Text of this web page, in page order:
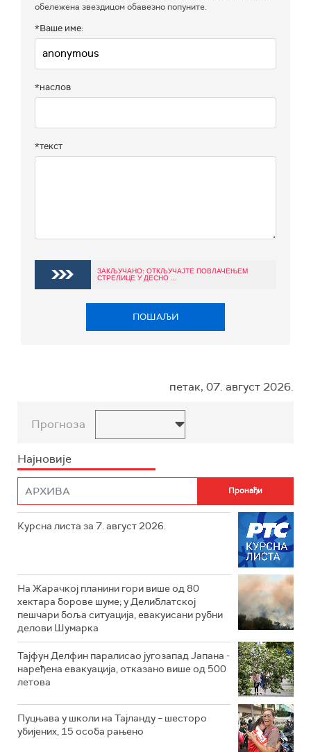
обележена звездицом обавезно попуните.
*Ваше име:
*наслов
*текст
ЗАКЉУЧАНО: ОТКЉУЧАЈТЕ ПОВЛАЧЕЊЕМ
СТРЕЛИЦЕ У ДЕСНО ...
ПОШАЉИ
петак, 07. август 2026.
Прогноза
Најновије
Курсна листа за 7. август 2026.
На Жарачкој планини гори више од 80
хектара борове шуме; у Делиблатској
пешчари боља ситуација, евакуисани рубни
делови Шумарка
Тајфун Делфин паралисао југозапад Јапана -
наређена евакуација, отказано више од 500
летова
Пуцњава у школи на Тајланду – шесторо
убијених, 15 особа рањено